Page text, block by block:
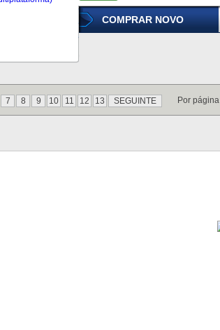
COMPRAR NOVO
7 8 9 10 11 12 13 SEGUINTE Por página